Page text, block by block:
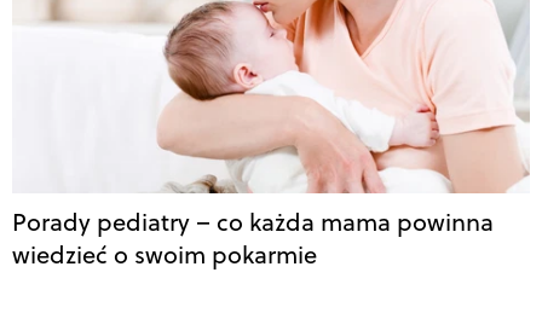
Porady pediatry – co każda mama powinna
wiedzieć o swoim pokarmie